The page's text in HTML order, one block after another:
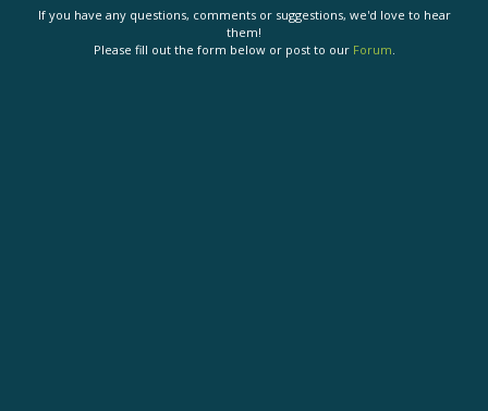
If you have any questions, comments or suggestions, we'd love to hear
them!
Please fill out the form below or post to our Forum